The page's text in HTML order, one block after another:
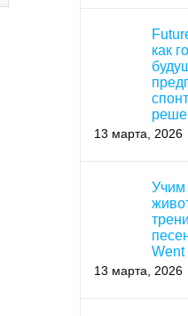
как
13 марта, 2026
Учим
Went
13 марта, 2026